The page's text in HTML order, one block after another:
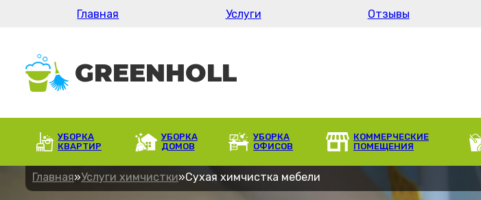
Главная Услуги Отзывы
УБОРКА
КВАРТИР
УБОРКА
ДОМОВ
УБОРКА
ОФИСОВ
КОММЕРЧЕСКИЕ
ПОМЕЩЕНИЯ
Главная»Услуги химчистки»Сухая химчистка мебели